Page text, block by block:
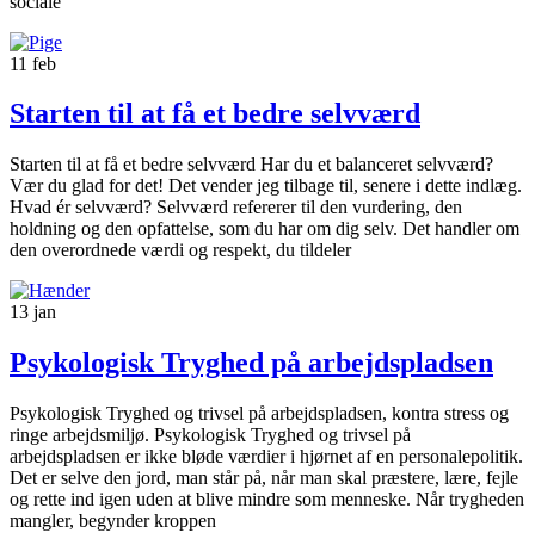
11 feb
Starten til at få et bedre selvværd
Starten til at få et bedre selvværd Har du et balanceret selvværd?
Vær du glad for det! Det vender jeg tilbage til, senere i dette indlæg.
Hvad ér selvværd? Selvværd refererer til den vurdering, den
holdning og den opfattelse, som du har om dig selv. Det handler om
den overordnede værdi og respekt, du tildeler
13 jan
Psykologisk Tryghed på arbejdspladsen
Psykologisk Tryghed og trivsel på arbejdspladsen, kontra stress og
ringe arbejdsmiljø. Psykologisk Tryghed og trivsel på
arbejdspladsen er ikke bløde værdier i hjørnet af en personalepolitik.
Det er selve den jord, man står på, når man skal præstere, lære, fejle
og rette ind igen uden at blive mindre som menneske. Når trygheden
mangler, begynder kroppen